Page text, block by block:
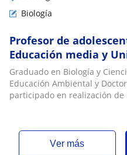
Biología
Profesor de
Educación media y
Graduado en Biología y
Educación Ambiental y
participado en realización de
ver más